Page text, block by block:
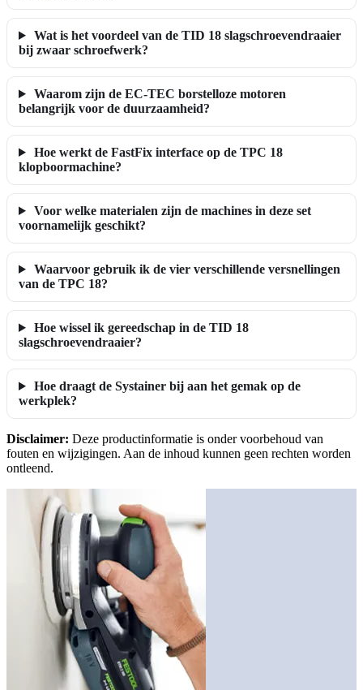
Wat is het voordeel van de TID 18 slagschroevendraaier
bij zwaar schroefwerk?
Waarom zijn de EC-TEC borstelloze motoren
belangrijk voor de duurzaamheid?
Hoe werkt de FastFix interface op de TPC 18
klopboormachine?
Voor welke materialen zijn de machines in deze set
voornamelijk geschikt?
Waarvoor gebruik ik de vier verschillende versnellingen
van de TPC 18?
Hoe wissel ik gereedschap in de TID 18
slagschroevendraaier?
Hoe draagt de Systainer bij aan het gemak op de
werkplek?
Disclaimer: Deze productinformatie is onder voorbehoud van
fouten en wijzigingen. Aan de inhoud kunnen geen rechten worden
ontleend.